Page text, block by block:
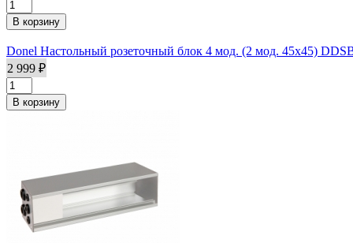
Donel Настольный розеточный блок 4 мод. (2 мод. 45х45)
2 999 ₽